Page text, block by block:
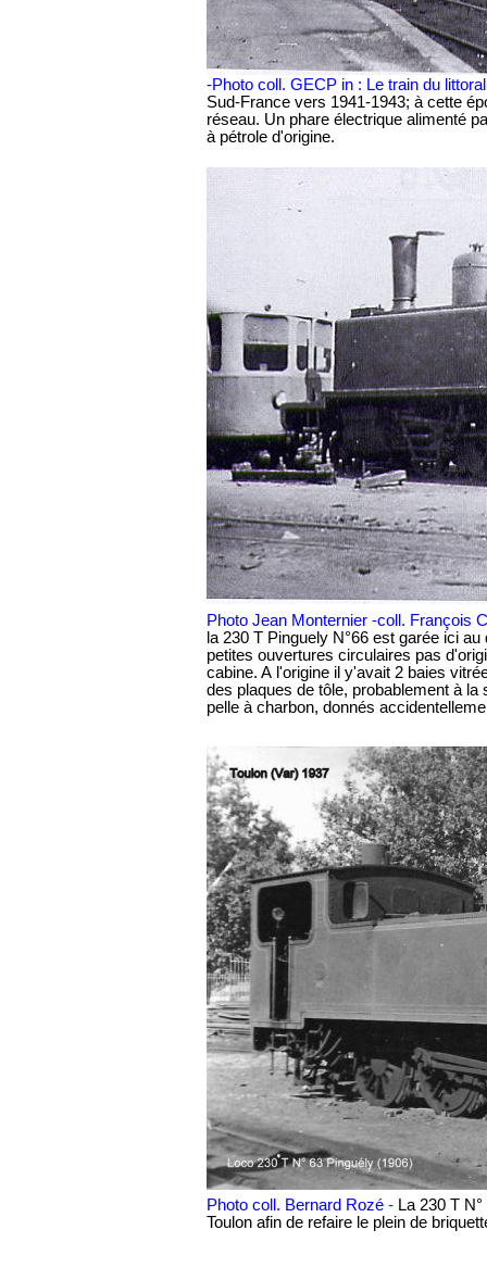
-Photo coll. GECP in : Le train du
Sud-France vers 1941-1943; à cette
réseau. Un phare électrique alimenté
à pétrole d'origine.
Photo Jean Monternier -coll. François
la 230 T Pinguely N°66 est garée ici
petites ouvertures circulaires pas
cabine. A l'origine il y'avait 2 baies
des plaques de tôle, probablement à
pelle à charbon, donnés
Photo coll. Bernard Rozé - La 230 T
Toulon afin de refaire le plein de